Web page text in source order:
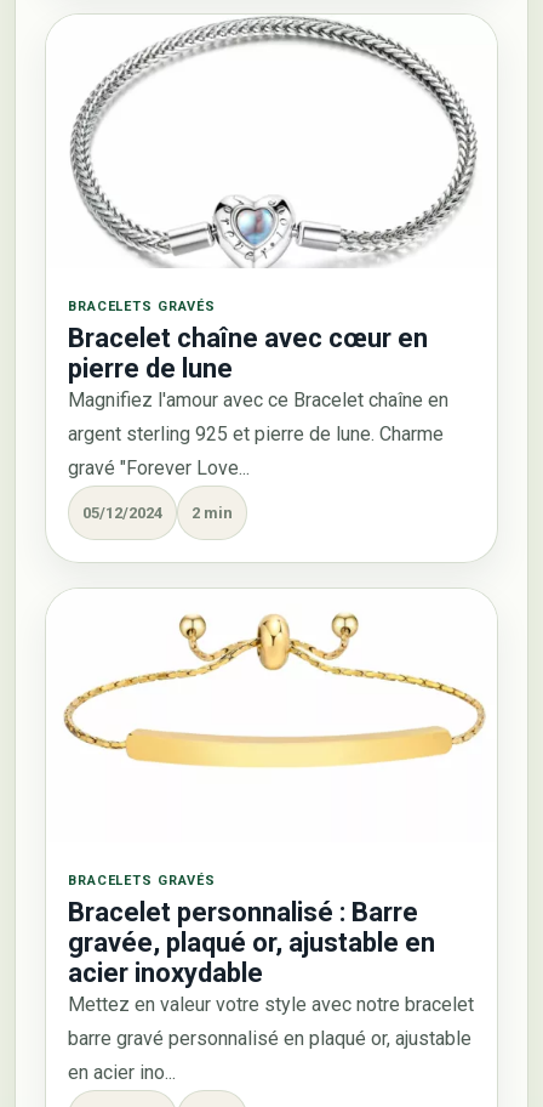
BRACELETS GRAVÉS
Bracelet chaîne avec cœur en
pierre de lune
Magnifiez l'amour avec ce Bracelet chaîne en
argent sterling 925 et pierre de lune. Charme
gravé "Forever Love...
05/12/2024 2 min
BRACELETS GRAVÉS
Bracelet personnalisé : Barre
gravée, plaqué or, ajustable en
acier inoxydable
Mettez en valeur votre style avec notre bracelet
barre gravé personnalisé en plaqué or, ajustable
en acier ino...